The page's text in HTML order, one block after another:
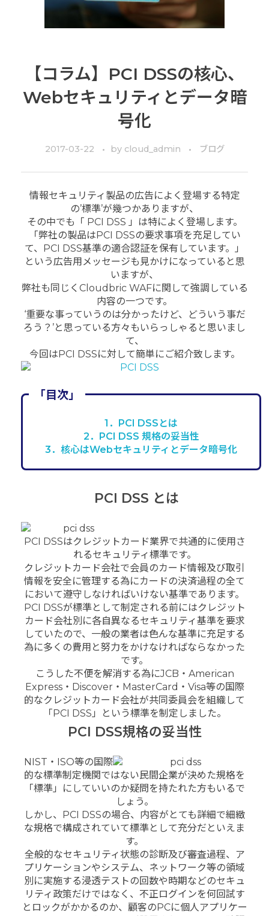
【コラム】PCI DSSの核心、
Webセキュリティとデータ暗
号化
2017-03-22 by cloud_admin ブログ
情報セキュリティ製品の広告によく登場する特定
の’標準’が幾つかありますが、
その中でも「 PCI DSS 」は特によく登場します。
「弊社の製品はPCI DSSの要求事項を充足してい
て、PCI DSS基準の適合認証を保有しています。」
という広告用メッセージも見かけになっていると思
いますが、
弊社も同じくCloudbric WAFに関して強調している
内容の一つです。
‘重要な事っていうのは分かったけど、どういう事だ
ろう？’と思っている方々もいらっしゃると思いまし
て、
今回はPCI DSSに対して簡単にご紹介致します。
「目次」
1．PCI DSSとは
2．PCI DSS 規格の妥当性
3．核心はWebセキュリティとデータ暗号化
PCI DSS とは
PCI DSSはクレジットカード業界で共通的に使用さ
れるセキュリティ標準です。
クレジットカード会社で会員のカード情報及び取引
情報を安全に管理する為にカードの決済過程の全て
において遵守しなければいけない基準であります。
PCI DSSが標準として制定される前にはクレジット
カード会社別に各自異なるセキュリティ基準を要求
していたので、一般の業者は色んな基準に充足する
為に多くの費用と努力をかけなければならなかった
です。
こうした不便を解消する為にJCB・American
Express・Discover・MasterCard・Visa等の国際
的なクレジットカード会社が共同委員会を組織して
「PCI DSS」という標準を制定しました。
PCI DSS規格の妥当性
NIST・ISO等の国際
的な標準制定機関ではない民間企業が決めた規格を
「標準」にしていいのか疑問を持たれた方もいるで
しょう。
しかし、PCI DSSの場合、内容がとても詳細で細緻
な規格で構成されていて標準として充分だといえま
す。
全般的なセキュリティ状態の診断及び審査過程、ア
プリケーションやシステム、ネットワーク等の領域
別に実施する浸透テストの回数や時期などのセキュ
リティ政策だけではなく、不正ログインを何回試す
とロックがかかるのか、顧客のPCに個人アプリケー